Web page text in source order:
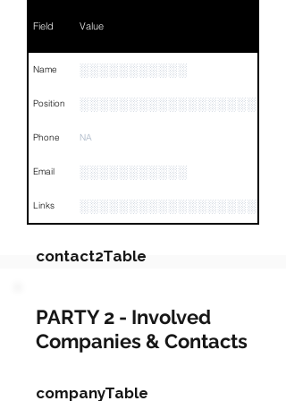
Field Value
Name ░░░░░░░░░░░
Position ░░░░░░░░░░░░░░░░░░
Phone NA
Email ░░░░░░░░░░░
Links
contact2Table
Field Value
Name
Position
PARTY 2 - Involved
Companies & Contacts
companyTable